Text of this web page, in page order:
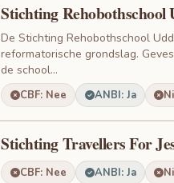
Stichting Rehobothschool
De Stichting Rehobothschool
reformatorische grondslag.
de school...
CBF: Nee ANBI: Ja
Stichting Travellers For
CBF: Nee ANBI: Ja